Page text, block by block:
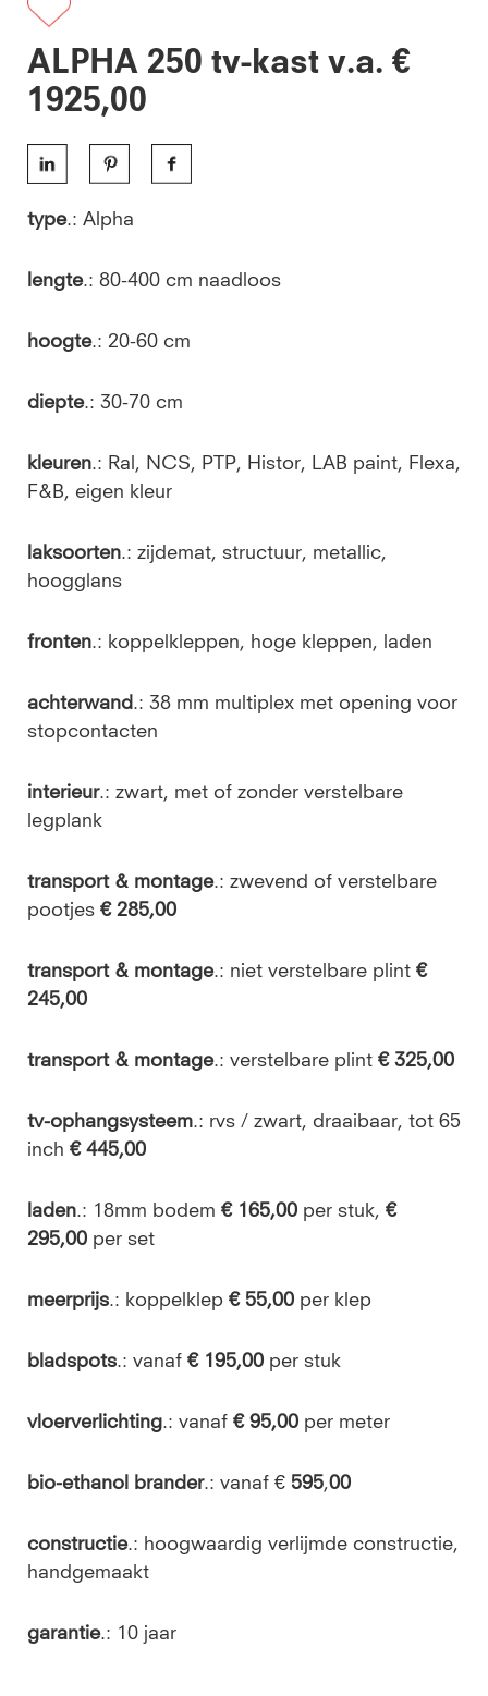
ALPHA 250 tv-kast v.a. €
1925,00
type.: Alpha
lengte.: 80-400 cm naadloos
hoogte.: 20-60 cm
diepte.: 30-70 cm
kleuren.: Ral, NCS, PTP, Histor, LAB paint, Flexa,
F&B, eigen kleur
laksoorten.: zijdemat, structuur, metallic,
hoogglans
fronten.: koppelkleppen, hoge kleppen, laden
achterwand.: 38 mm multiplex met opening voor
stopcontacten
interieur.: zwart, met of zonder verstelbare
legplank
transport & montage.: zwevend of verstelbare
pootjes € 285,00
transport & montage.: niet verstelbare plint €
245,00
transport & montage.: verstelbare plint € 325,00
tv-ophangsysteem.: rvs / zwart, draaibaar, tot 65
inch € 445,00
laden.: 18mm bodem € 165,00 per stuk, €
295,00 per set
meerprijs.: koppelklep € 55,00 per klep
bladspots.: vanaf € 195,00 per stuk
vloerverlichting.: vanaf € 95,00 per meter
bio-ethanol brander.: vanaf € 595,00
constructie.: hoogwaardig verlijmde constructie,
handgemaakt
garantie.: 10 jaar